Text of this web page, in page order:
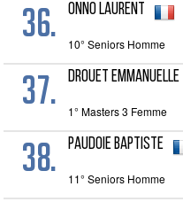
36. ONNO Laurent
10° Seniors Homme
37. DROUET Emmanuelle
1° Masters 3 Femme
38. PAUDOIE Baptiste
11° Seniors Homme